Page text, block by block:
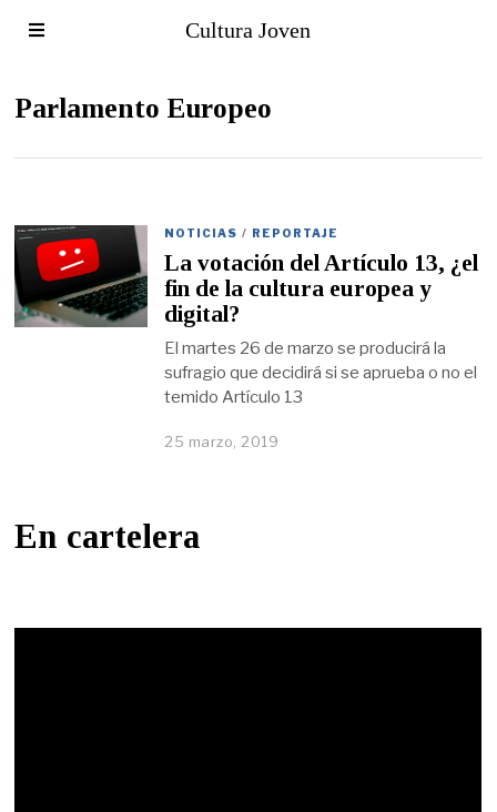
Cultura Joven
Parlamento Europeo
NOTICIAS / REPORTAJE
La votación del Artículo 13, ¿el
fin de la cultura europea y
digital?
El martes 26 de marzo se producirá la
sufragio que decidirá si se aprueba o no el
temido Artículo 13
25 marzo, 2019
En cartelera